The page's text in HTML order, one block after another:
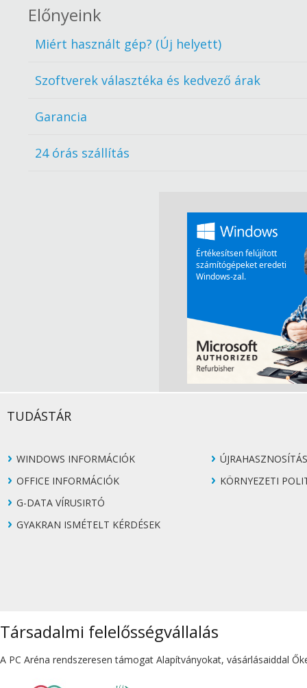
Előnyeink
Miért használt gép? (Új helyett)
Szoftverek választéka és kedvező árak
Garancia
24 órás szállítás
TUDÁSTÁR
WINDOWS INFORMÁCIÓK
OFFICE INFORMÁCIÓK
G-DATA VÍRUSIRTÓ
GYAKRAN ISMÉTELT KÉRDÉSEK
ÚJRAHASZNOSÍTÁS
KÖRNYEZETI
Társadalmi felelősségvállalás
A PC Aréna rendszeresen támogat Alapítványokat, vásárlásaiddal